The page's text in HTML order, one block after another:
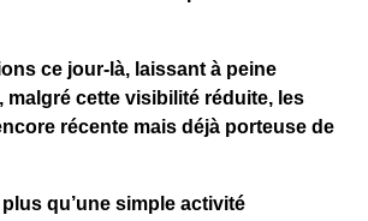
ce jour-là, laissant à peine
cette visibilité réduite, les
récente mais déjà porteuse de
qu’une simple activité